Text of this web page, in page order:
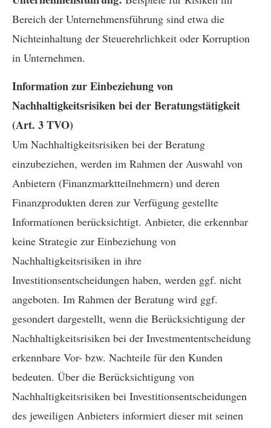
Bereich der Unternehmensführung sind etwa die
Nichteinhaltung der Steuerehrlichkeit oder Korruption
in Unternehmen.
Information zur Einbeziehung von
Nachhaltigkeitsrisiken bei der Beratungstätigkeit
(Art. 3 TVO)
Um Nachhaltigkeitsrisiken bei der Beratung
einzubeziehen, werden im Rahmen der Auswahl von
Anbietern (Finanzmarktteilnehmern) und deren
Finanzprodukten deren zur Verfügung gestellte
Informationen berücksichtigt. Anbieter, die erkennbar
keine Strategie zur Einbeziehung von
Nachhaltigkeitsrisiken in ihre
Investitionsentscheidungen haben, werden ggf. nicht
angeboten. Im Rahmen der Beratung wird ggf.
gesondert dargestellt, wenn die Berücksichtigung der
Nachhaltigkeitsrisiken bei der Investmententscheidung
erkennbare Vor- bzw. Nachteile für den Kunden
bedeuten. Über die Berücksichtigung von
Nachhaltigkeitsrisiken bei Investitionsentscheidungen
des jeweiligen Anbieters informiert dieser mit seinen